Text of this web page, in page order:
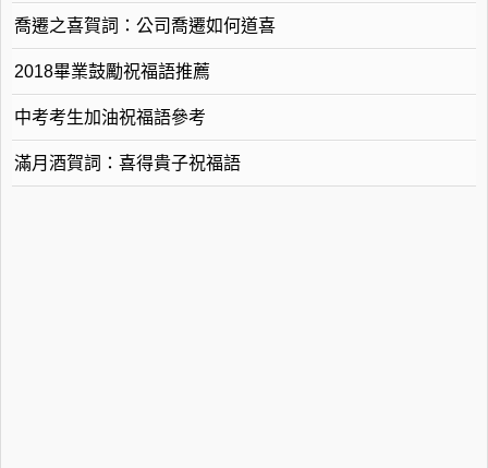
喬遷之喜賀詞：公司喬遷如何道喜
2018畢業鼓勵祝福語推薦
中考考生加油祝福語參考
滿月酒賀詞：喜得貴子祝福語